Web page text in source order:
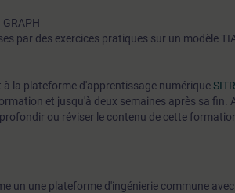
par des exercices pratiques sur un modèle
la plateforme d'apprentissage numérique
et jusqu'à deux semaines après sa fin.
ou réviser le contenu de cette
une plateforme d'ingénierie commune avec